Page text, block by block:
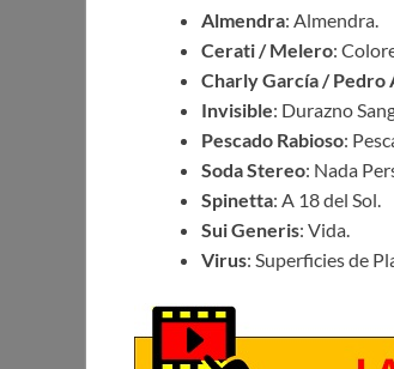
Almendra: Almendra.
Cerati / Melero:
Charly García / Pedro
Invisible: Durazno
Pescado Rabioso:
Soda Stereo: Nada
Spinetta: A 18 del Sol.
Sui Generis: Vida.
Virus: Superficies de